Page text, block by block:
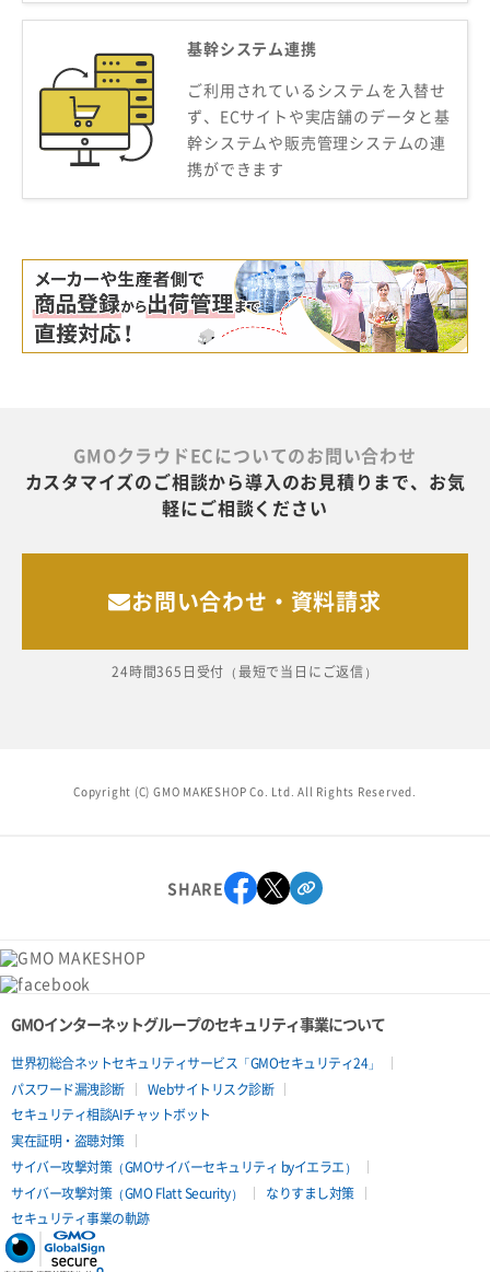
基幹システム連携
ご利用されているシステムを入替せ
ず、ECサイトや実店舗のデータと基
幹システムや販売管理システムの連
携ができます
GMOクラウドECについてのお問い合わせ
カスタマイズのご相談から導入のお見積りまで、お気
軽にご相談ください
お問い合わせ・資料請求
24時間365日受付（最短で当日にご返信）
Copyright (C) GMO MAKESHOP Co. Ltd. All Rights Reserved.
SHARE
GMOインターネットグループのセキュリティ事業について
世界初総合ネットセキュリティサービス「GMOセキュリティ24」
パスワード漏洩診断
Webサイトリスク診断
セキュリティ相談AIチャットボット
実在証明・盗聴対策
サイバー攻撃対策（GMOサイバーセキュリティ byイエラエ）
サイバー攻撃対策（GMO Flatt Security）
なりすまし対策
セキュリティ事業の軌跡